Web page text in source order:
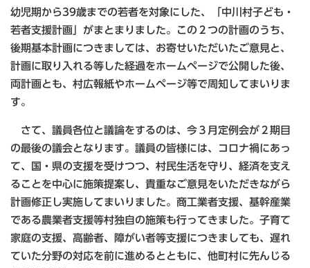
幼児期から39歳までの若者を対象にした、「中川村子ども・
若者支援計画」がまとまりました。この２つの計画のうち、
後期基本計画につきましては、お寄せいただいたご意見と、
計画に取り入れる等した経過をホームページで公開した後、
両計画とも、村広報紙やホームページ等で周知してまいりま
す。
さて、議員各位と議論をするのは、今３月定例会が２期目
の最後の議会となります。議員の皆様には、コロナ禍にあっ
て、国・県の支援を受けつつ、村民生活を守り、経済を支え
ることを中心に施策提案し、貴重なご意見をいただきながら
計画修正し実施してまいりました。商工業者支援、基幹産業
である農業者支援等村独自の施策も行ってきました。子育て
家庭の支援、高齢者、障がい者等支援につきましても、遅れ
ていた分野の対応を前に進めるとともに、他町村に先んじる